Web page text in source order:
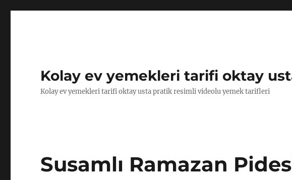
Kolay ev yemekleri tarifi oktay
Kolay ev yemekleri tarifi oktay usta pratik resimli videolu yemek tarifleri
Susamlı Ramazan